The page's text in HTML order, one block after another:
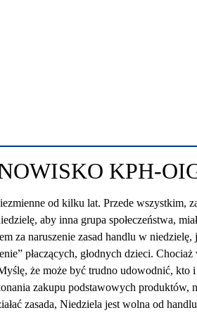
KPH-
od kilku lat. Przede wszystkim,
aby inna grupa społeczeństwa,
za naruszenie zasad handlu w
płaczących, głodnych dzieci.
że może być trudno udowodnić,
zakupu podstawowych
zasada, Niedziela jest wolna od